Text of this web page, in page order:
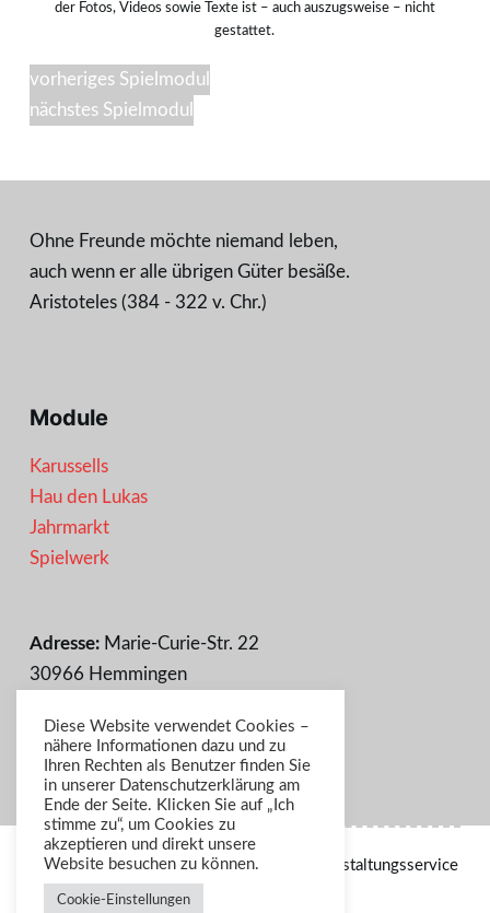
der Fotos, Videos sowie Texte ist – auch auszugsweise – nicht
gestattet.
vorheriges Spielmodul
nächstes Spielmodul
Ohne Freunde möchte niemand leben,
auch wenn er alle übrigen Güter besäße.
Aristoteles (384 - 322 v. Chr.)
Module
Karussells
Hau den Lukas
Jahrmarkt
Spielwerk
Adresse:Marie-Curie-Str. 22
30966 Hemmingen
Fax: 0511 / 234 84 85
Email:info@rumpelspielchen.de
Copyright © 2026 Rumpelspielchen Veranstaltungsservice
Diese Website verwendet Cookies –
nähere Informationen dazu und zu
Ihren Rechten als Benutzer finden Sie
in unserer Datenschutzerklärung am
Ende der Seite. Klicken Sie auf „Ich
stimme zu“, um Cookies zu
akzeptieren und direkt unsere
Website besuchen zu können.
Cookie-Einstellungen